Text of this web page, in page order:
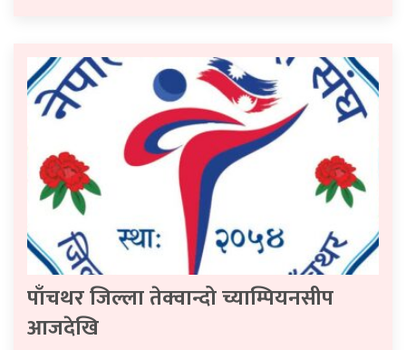
पाँचथर जिल्ला तेक्वान्दो च्याम्पियनसीप
आजदेखि